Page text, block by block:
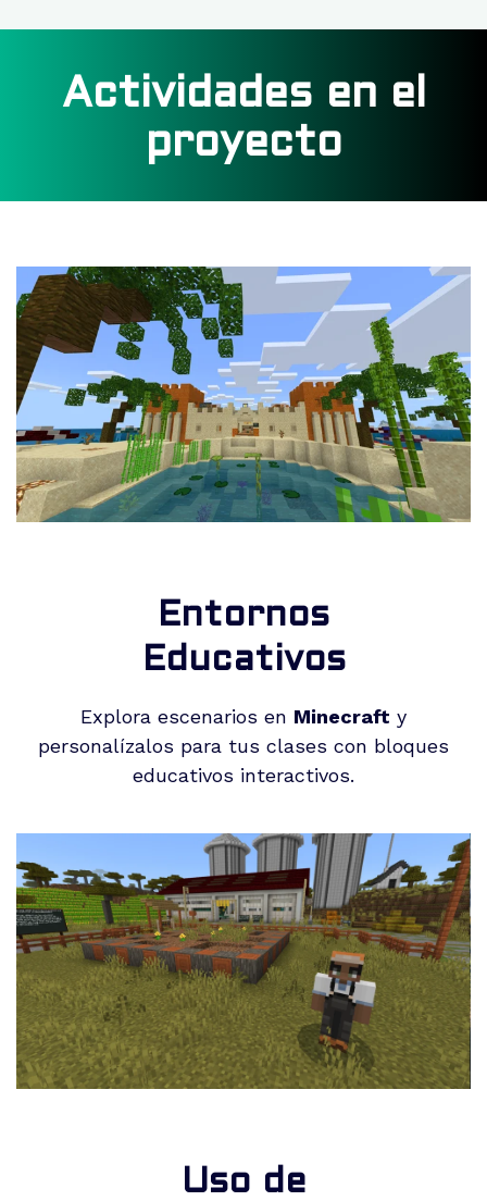
Actividades en el
proyecto
Entornos
Educativos
Explora escenarios en Minecraft y
personalízalos para tus clases con bloques
educativos interactivos.
Uso de